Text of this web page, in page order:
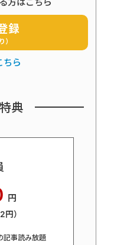
録
）
ちら
典
円
円）
事読み放題